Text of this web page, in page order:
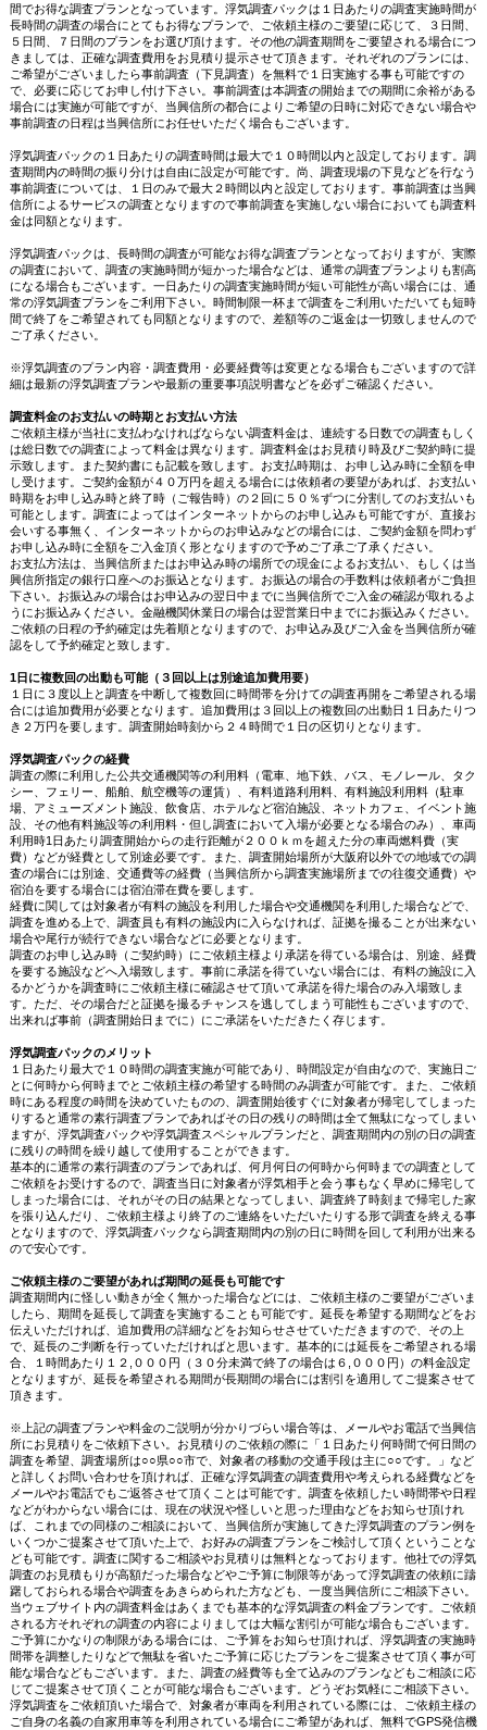
間でお得な調査プランとなっています。浮気調査パックは１日あたりの調査実施時間が
長時間の調査の場合にとてもお得なプランで、ご依頼主様のご要望に応じて、３日間、
５日間、７日間のプランをお選び頂けます。その他の調査期間をご要望される場合につ
きましては、正確な調査費用をお見積り提示させて頂きます。それぞれのプランには、
ご希望がございましたら事前調査（下見調査）を無料で１日実施する事も可能ですの
で、必要に応じてお申し付け下さい。事前調査は本調査の開始までの期間に余裕がある
場合には実施が可能ですが、当興信所の都合によりご希望の日時に対応できない場合や
事前調査の日程は当興信所にお任せいただく場合もございます。
浮気調査パックの１日あたりの調査時間は最大で１０時間以内と設定しております。調
査期間内の時間の振り分けは自由に設定が可能です。尚、調査現場の下見などを行なう
事前調査については、１日のみで最大２時間以内と設定しております。事前調査は当興
信所によるサービスの調査となりますので事前調査を実施しない場合においても調査料
金は同額となります。
浮気調査パックは、長時間の調査が可能なお得な調査プランとなっておりますが、実際
の調査において、調査の実施時間が短かった場合などは、通常の調査プランよりも割高
になる場合もございます。一日あたりの調査実施時間が短い可能性が高い場合には、通
常の浮気調査プランをご利用下さい。時間制限一杯まで調査をご利用いただいても短時
間で終了をご希望されても同額となりますので、差額等のご返金は一切致しませんので
ご了承ください。
※浮気調査のプラン内容・調査費用・必要経費等は変更となる場合もございますので詳
細は最新の浮気調査プランや最新の重要事項説明書などを必ずご確認ください。
調査料金のお支払いの時期とお支払い方法
ご依頼主様が当社に支払わなければならない調査料金は、連続する日数での調査もしく
は総日数での調査によって料金は異なります。調査料金はお見積り時及びご契約時に提
示致します。また契約書にも記載を致します。お支払時期は、お申し込み時に全額を申
し受けます。ご契約金額が４０万円を超える場合には依頼者の要望があれば、お支払い
時期をお申し込み時と終了時（ご報告時）の２回に５０％ずつに分割してのお支払いも
可能とします。調査によってはインターネットからのお申し込みも可能ですが、直接お
会いする事無く、インターネットからのお申込みなどの場合には、ご契約金額を問わず
お申し込み時に全額をご入金頂く形となりますので予めご了承ご了承ください。
お支払方法は、当興信所またはお申込み時の場所での現金によるお支払い、もしくは当
興信所指定の銀行口座へのお振込となります。お振込の場合の手数料は依頼者がご負担
下さい。お振込みの場合はお申込みの翌日中までに当興信所でご入金の確認が取れるよ
うにお振込みください。金融機関休業日の場合は翌営業日中までにお振込みください。
ご依頼の日程の予約確定は先着順となりますので、お申込み及びご入金を当興信所が確
認をして予約確定と致します。
1日に複数回の出動も可能（３回以上は別途追加費用要）
１日に３度以上と調査を中断して複数回に時間帯を分けての調査再開をご希望される場
合には追加費用が必要となります。追加費用は３回以上の複数回の出動日１日あたりつ
き２万円を要します。調査開始時刻から２４時間で１日の区切りとなります。
浮気調査パックの経費
調査の際に利用した公共交通機関等の利用料（電車、地下鉄、バス、モノレール、タク
シー、フェリー、船舶、航空機等の運賃）、有料道路利用料、有料施設利用料（駐車
場、アミューズメント施設、飲食店、ホテルなど宿泊施設、ネットカフェ、イベント施
設、その他有料施設等の利用料・但し調査において入場が必要となる場合のみ）、車両
利用時1日あたり調査開始からの走行距離が２００ｋｍを超えた分の車両燃料費（実
費）などが経費として別途必要です。また、調査開始場所が大阪府以外での地域での調
査の場合には別途、交通費等の経費（当興信所から調査実施場所までの往復交通費）や
宿泊を要する場合には宿泊滞在費を要します。
経費に関しては対象者が有料の施設を利用した場合や交通機関を利用した場合などで、
調査を進める上で、調査員も有料の施設内に入らなければ、証拠を撮ることが出来ない
場合や尾行が続行できない場合などに必要となります。
調査のお申し込み時（ご契約時）にご依頼主様より承諾を得ている場合は、別途、経費
を要する施設などへ入場致します。事前に承諾を得ていない場合には、有料の施設に入
るかどうかを調査時にご依頼主様に確認させて頂いて承諾を得た場合のみ入場致しま
す。ただ、その場合だと証拠を撮るチャンスを逃してしまう可能性もございますので、
出来れば事前（調査開始日までに）にご承諾をいただきたく存じます。
浮気調査パックのメリット
１日あたり最大で１０時間の調査実施が可能であり、時間設定が自由なので、実施日ご
とに何時から何時までとご依頼主様の希望する時間のみ調査が可能です。また、ご依頼
時にある程度の時間を決めていたものの、調査開始後すぐに対象者が帰宅してしまった
りすると通常の素行調査プランであればその日の残りの時間は全て無駄になってしまい
ますが、浮気調査パックや浮気調査スペシャルプランだと、調査期間内の別の日の調査
に残りの時間を繰り越して使用することができます。
基本的に通常の素行調査のプランであれば、何月何日の何時から何時までの調査として
ご依頼をお受けするので、調査当日に対象者が浮気相手と会う事もなく早めに帰宅して
しまった場合には、それがその日の結果となってしまい、調査終了時刻まで帰宅した家
を張り込んだり、ご依頼主様より終了のご連絡をいただいたりする形で調査を終える事
となりますので、浮気調査パックなら調査期間内の別の日に時間を回して利用が出来る
ので安心です。
ご依頼主様のご要望があれば期間の延長も可能です
調査期間内に怪しい動きが全く無かった場合などには、ご依頼主様のご要望がございま
したら、期間を延長して調査を実施することも可能です。延長を希望する期間などをお
伝えいただければ、追加費用の詳細などをお知らせさせていただきますので、その上
で、延長のご判断を行っていただければと思います。基本的には延長をご希望される場
合、１時間あたり１２,０００円（３０分未満で終了の場合は６,０００円）の料金設定
となりますが、延長を希望される期間が長期間の場合には割引を適用してご提案させて
頂きます。
※上記の調査プランや料金のご説明が分かりづらい場合等は、メールやお電話で当興信
所にお見積りをご依頼下さい。お見積りのご依頼の際に「１日あたり何時間で何日間の
調査を希望、調査場所は○○県○○市で、対象者の移動の交通手段は主に○○です。」など
と詳しくお問い合わせを頂ければ、正確な浮気調査の調査費用や考えられる経費などを
メールやお電話でもご返答させて頂くことは可能です。調査を依頼したい時間帯や日程
などがわからない場合には、現在の状況や怪しいと思った理由などをお知らせ頂けれ
ば、これまでの同様のご相談において、当興信所が実施してきた浮気調査のプラン例を
いくつかご提案させて頂いた上で、お好みの調査プランをご検討して頂くということな
ども可能です。調査に関するご相談やお見積りは無料となっております。他社での浮気
調査のお見積もりが高額だった場合などやご予算に制限等があって浮気調査の依頼に躊
躇しておられる場合や調査をあきらめられた方なども、一度当興信所にご相談下さい。
当ウェブサイト内の調査料金はあくまでも基本的な浮気調査の料金プランです。ご依頼
される方それぞれの調査の内容によりましては大幅な割引が可能な場合もございます。
ご予算にかなりの制限がある場合には、ご予算をお知らせ頂ければ、浮気調査の実施時
間帯を調整したりなどで無駄を省いたご予算に応じたプランをご提案させて頂く事が可
能な場合などもございます。また、調査の経費等も全て込みのプランなどもご相談に応
じてご提案させて頂くことが可能な場合もございます。どうぞお気軽にご相談下さい。
浮気調査をご依頼頂いた場合で、対象者が車両を利用されている際には、ご依頼主様の
ご自身の名義の自家用車等を利用されている場合にご希望があれば、無料でGPS発信機